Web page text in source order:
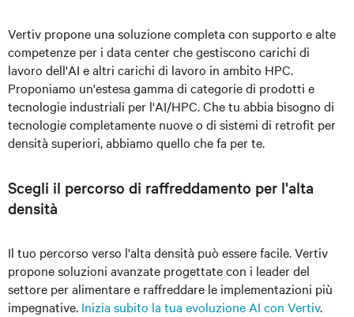
Vertiv propone una soluzione completa con supporto e alte
competenze per i data center che gestiscono carichi di
lavoro dell'AI e altri carichi di lavoro in ambito HPC.
Proponiamo un'estesa gamma di categorie di prodotti e
tecnologie industriali per l'AI/HPC. Che tu abbia bisogno di
tecnologie completamente nuove o di sistemi di retrofit per
densità superiori, abbiamo quello che fa per te.
Scegli il percorso di raffreddamento per l'alta
densità
Il tuo percorso verso l'alta densità può essere facile. Vertiv
propone soluzioni avanzate progettate con i leader del
settore per alimentare e raffreddare le implementazioni più
impegnative. Inizia subito la tua evoluzione AI con Vertiv.